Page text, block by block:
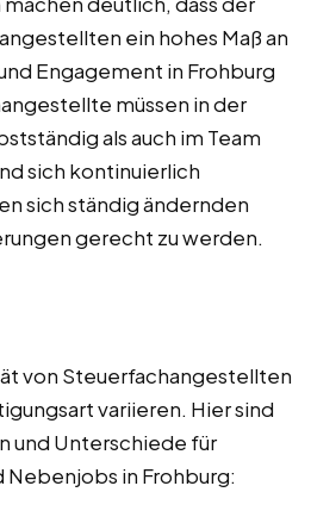
ein hohes Maß an
Engagement in Frohburg
müssen in der
als auch im Team
sich kontinuierlich
sich ständig ändernden
gerecht zu werden.
von Steuerfachangestellten
variieren. Hier sind
und Unterschiede für
in Frohburg: